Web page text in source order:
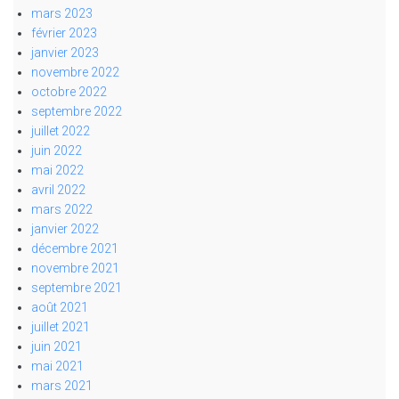
mars 2023
février 2023
janvier 2023
novembre 2022
octobre 2022
septembre 2022
juillet 2022
juin 2022
mai 2022
avril 2022
mars 2022
janvier 2022
décembre 2021
novembre 2021
septembre 2021
août 2021
juillet 2021
juin 2021
mai 2021
mars 2021